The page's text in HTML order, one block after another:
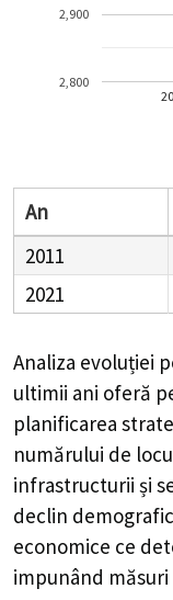
2,800
2,900
An
2011
2021
Analiza evoluției
ultimii ani oferă
planificarea
numărului de
infrastructurii și
declin
economice ce
impunând